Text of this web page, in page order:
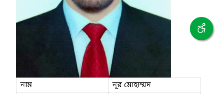
নাম
নূর মোহাম্মদ